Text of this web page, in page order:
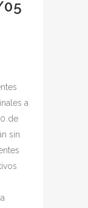
05
a
de
sin